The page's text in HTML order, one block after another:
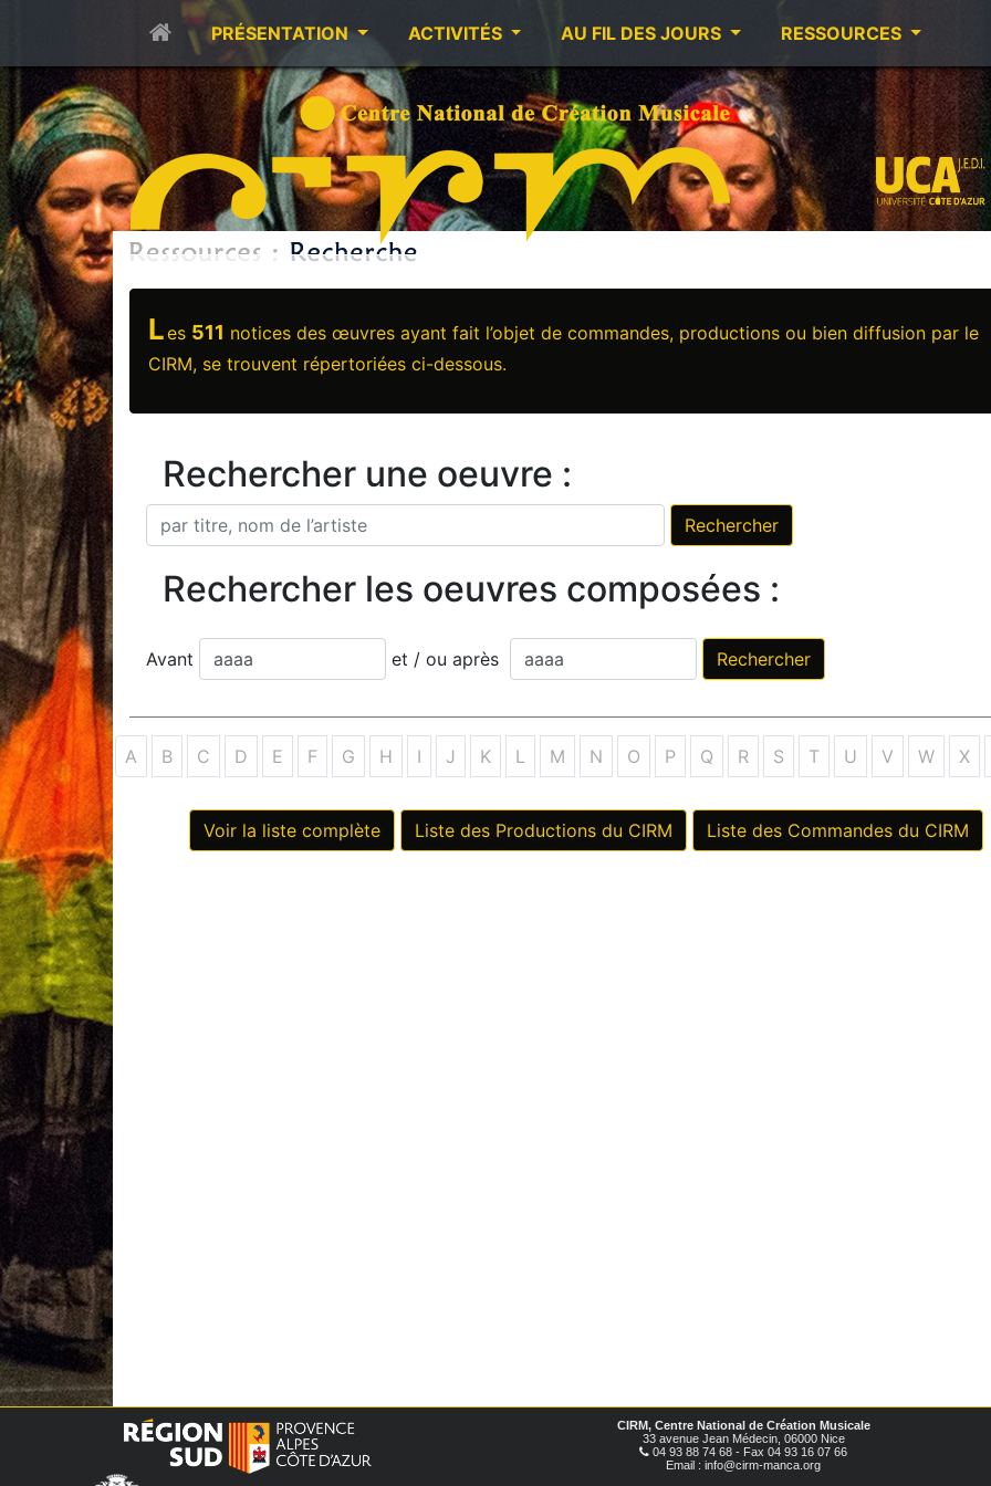
PRÉSENTATION ACTIVITÉS AU FIL DES JOURS RESSOURCES
Les 511 notices des œuvres ayant fait l’objet de commandes, productions ou bien diffusion par le
CIRM, se trouvent répertoriées ci-dessous.
Rechercher une oeuvre :
Rechercher les oeuvres composées :
Avant et / ou après
A B C D E F G H I J K L M N O P Q R S T U V W X
Voir la liste complète Liste des Productions du CIRM Liste des Commandes du CIRM
CIRM, Centre National de Création Musicale
33 avenue Jean Médecin, 06000 Nice
04 93 88 74 68 - Fax 04 93 16 07 66
Email : info@cirm-manca.org